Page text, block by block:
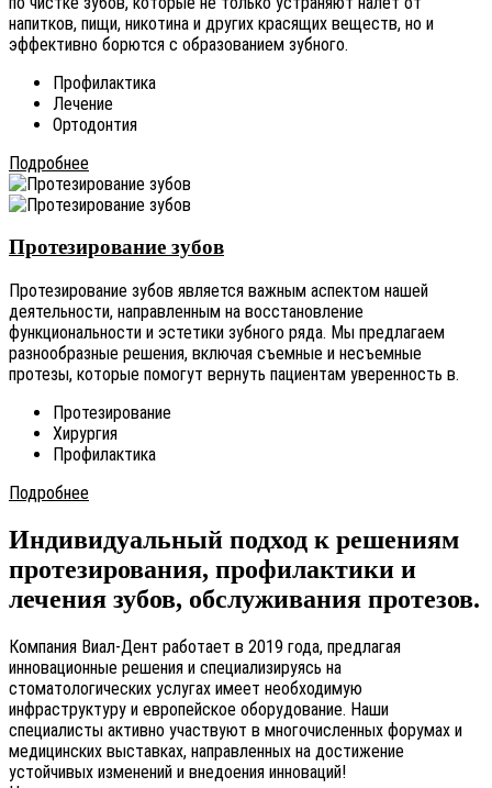
напитков, пищи, никотина и других красящих веществ, но и
эффективно борются с образованием зубного.
Профилактика
Лечение
Ортодонтия
Подробнее
Протезирование зубов
Протезирование зубов является важным аспектом нашей
деятельности, направленным на восстановление
функциональности и эстетики зубного ряда. Мы предлагаем
разнообразные решения, включая съемные и несъемные
протезы, которые помогут вернуть пациентам уверенность в.
Протезирование
Хирургия
Профилактика
Подробнее
Индивидуальный подход к решениям
протезирования, профилактики и
лечения зубов, обслуживания протезов.
Компания Виал-Дент работает в 2019 года, предлагая
инновационные решения и специализируясь на
стоматологических услугах имеет необходимую
инфраструктуру и европейское оборудование. Наши
специалисты активно участвуют в многочисленных форумах и
медицинских выставках, направленных на достижение
устойчивых изменений и внедоения инноваций!